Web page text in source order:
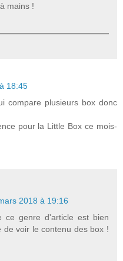
mains !
18:45
compare plusieurs box donc
pour la Little Box ce mois-
2018 à 19:16
ce genre d'article est bien
de voir le contenu des box !